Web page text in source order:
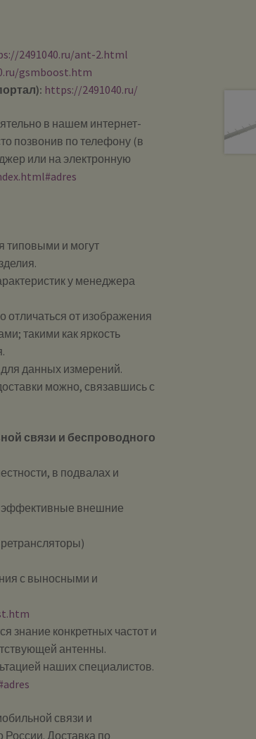
2491040.ru/ant-2.html
gsmboost.htm
https://2491040.ru/
в нашем интернет-
позвонив по телефону (в
или на электронную
типовыми и могут
у менеджера
отличаться от изображения
такими как яркость
данных измерений.
можно, связавшись с
связи и беспроводного
в подвалах и
эффективные внешние
с выносными и
знание конкретных частот и
антенны.
наших специалистов.
связи и
России. Доставка по